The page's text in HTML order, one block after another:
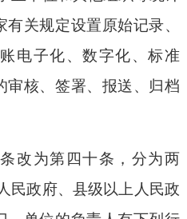
关规定设置原始记录、
电子化、数字化、标准
审核、签署、报送、归档
为第四十条，分为两
民政府、县级以上人民政